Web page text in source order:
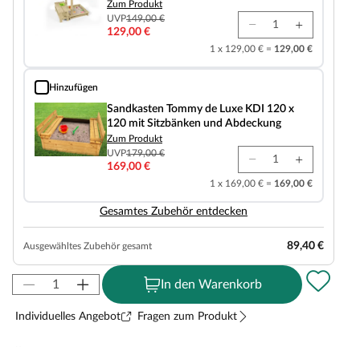
Zum Produkt
UVP149,00 €
129,00 €
1 x 129,00 € = 129,00 €
Hinzufügen
Sandkasten Tommy de Luxe KDI 120 x 120 mit Sitzbänken und Abdeckung
Sandkasten Tommy de Luxe KDI 120 x
120 mit Sitzbänken und Abdeckung
Zum Produkt
UVP179,00 €
169,00 €
1 x 169,00 € = 169,00 €
Gesamtes Zubehör entdecken
Ausgewähltes Zubehör gesamt 89,40 €
In den Warenkorb
Individuelles Angebot Fragen zum Produkt